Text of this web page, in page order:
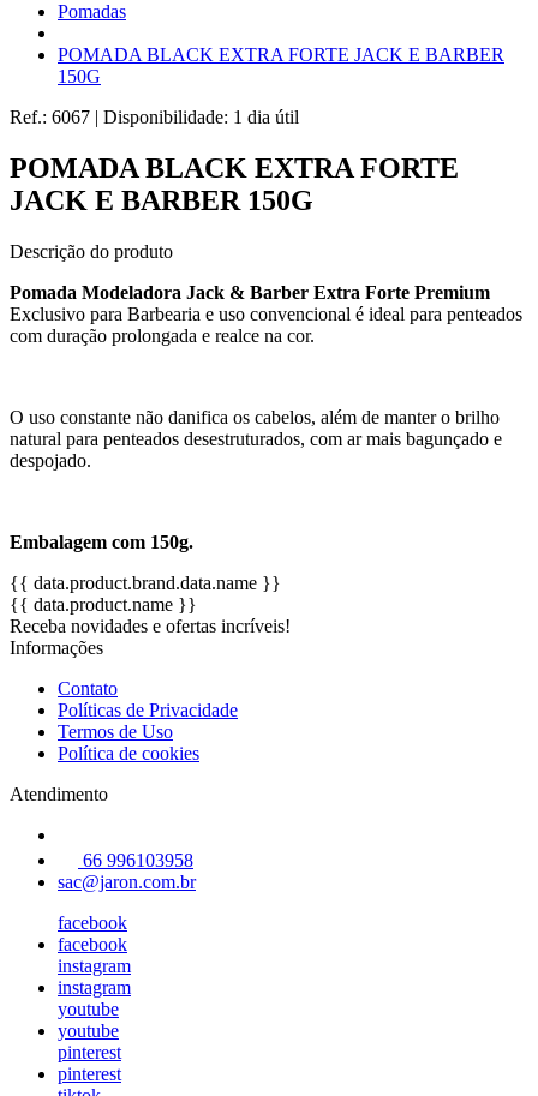
Pomadas
POMADA BLACK EXTRA FORTE JACK E BARBER
150G
Ref.: 6067 | Disponibilidade: 1 dia útil
POMADA BLACK EXTRA FORTE
JACK E BARBER 150G
Descrição do produto
Pomada Modeladora Jack & Barber Extra Forte Premium
Exclusivo para Barbearia e uso convencional é ideal para penteados
com duração prolongada e realce na cor.
O uso constante não danifica os cabelos, além de manter o brilho
natural para penteados desestruturados, com ar mais bagunçado e
despojado.
Embalagem com 150g.
{{ data.product.brand.data.name }}
{{ data.product.name }}
Receba novidades e ofertas incríveis!
Informações
Contato
Políticas de Privacidade
Termos de Uso
Política de cookies
Atendimento
66 996103958
sac@jaron.com.br
facebook
facebook
instagram
instagram
youtube
youtube
pinterest
pinterest